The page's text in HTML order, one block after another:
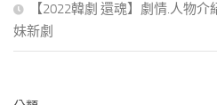
【2022韓劇 還魂】劇情.人物
妹新劇